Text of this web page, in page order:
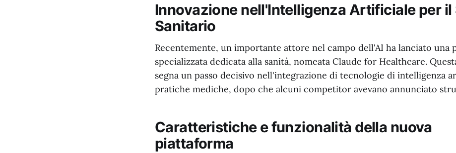
Innovazione nell'Intelligenza Artificiale per il
Sanitario
Recentemente, un importante attore nel campo dell'AI ha lanciato una
specializzata dedicata alla sanità, nomeata Claude for Healthcare.
segna un passo decisivo nell'integrazione di tecnologie di intelligenza
pratiche mediche, dopo che alcuni competitor avevano annunciato
Caratteristiche e funzionalità della nuova
piattaforma